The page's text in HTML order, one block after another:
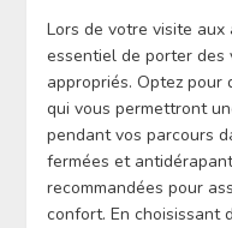
Lors de votre visite aux
essentiel de porter
appropriés. Optez
qui vous permettront
pendant vos parcours
fermées et
recommandées pour
confort. En choisissant